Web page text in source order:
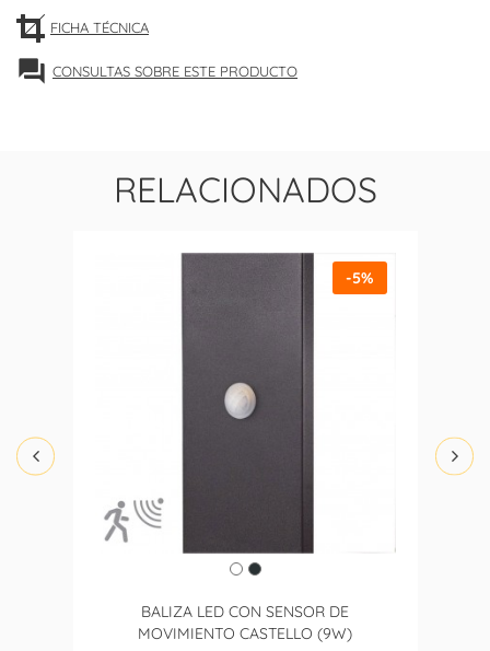
FICHA TÉCNICA
forum CONSULTAS SOBRE ESTE PRODUCTO
RELACIONADOS
BALIZA LED CON SENSOR DE
MOVIMIENTO CASTELLO (9W)
-5%